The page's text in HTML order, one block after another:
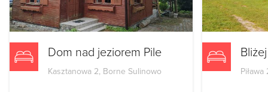
Dom nad jeziorem Pile
Kasztanowa 2, Borne Sulinowo